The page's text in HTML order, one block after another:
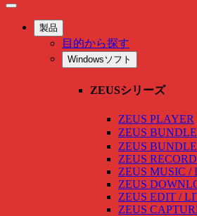
製品
目的から探す
Windowsソフト
ZEUSシリーズ
ZEUS PLAYER
ZEUS
ZEUS
ZEUS
ZEUS MUSIC /
ZEUS
ZEUS EDIT /
ZEUS